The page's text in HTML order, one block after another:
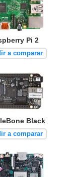
Pi 2
a comparar
Black
a comparar